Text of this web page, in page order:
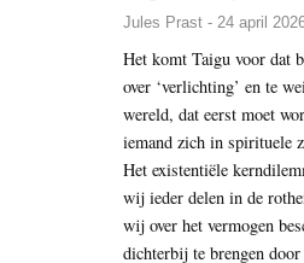
Jules Prast - 24 april
Het komt Taigu voor dat
over ‘verlichting’ en te
wereld, dat eerst moet
iemand zich in spirituele
Het existentiële
wij ieder delen in de
wij over het vermogen
dichterbij te brengen